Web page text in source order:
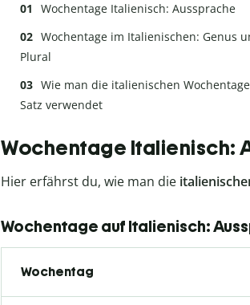
Wochentage Italienisch: Aussprache
Wochentage im Italienischen: Genus
Plural
Wie man die italienischen
Satz verwendet
Wochentage Italienisch:
Hier erfährst du, wie man die
Wochentage auf Italienisch:
Wochentag